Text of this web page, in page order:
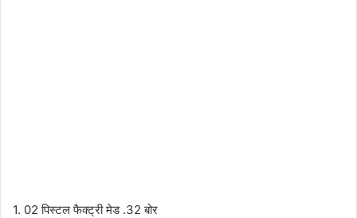
1. 02 पिस्टल फैक्ट्री मेड .32 बोर